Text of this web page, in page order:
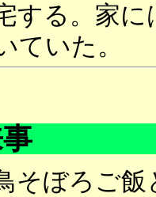
する。家
ていた。
そぼろご